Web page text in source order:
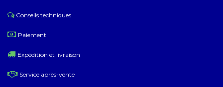
Conseils techniques
​ Paiement
Expédition et livraison
Service après-vente